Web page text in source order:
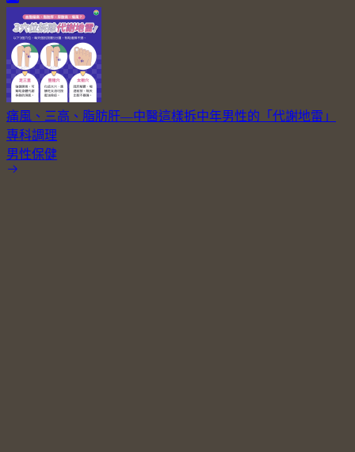
痛風、三高、脂肪肝—中醫這樣拆中年男性的「代謝地雷」
專科調理
男性保健